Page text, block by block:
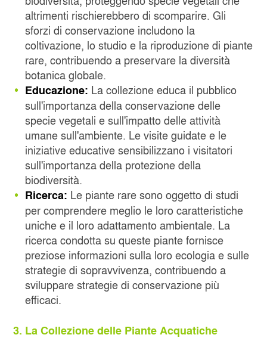
altrimenti rischierebbero di scomparire. Gli
sforzi di conservazione includono la
coltivazione, lo studio e la riproduzione di piante
rare, contribuendo a preservare la diversità
botanica globale.
Educazione: La collezione educa il pubblico
sull'importanza della conservazione delle
specie vegetali e sull'impatto delle attività
umane sull'ambiente. Le visite guidate e le
iniziative educative sensibilizzano i visitatori
sull'importanza della protezione della
biodiversità.
Ricerca: Le piante rare sono oggetto di studi
per comprendere meglio le loro caratteristiche
uniche e il loro adattamento ambientale. La
ricerca condotta su queste piante fornisce
preziose informazioni sulla loro ecologia e sulle
strategie di sopravvivenza, contribuendo a
sviluppare strategie di conservazione più
efficaci.
3. La Collezione delle Piante Acquatiche